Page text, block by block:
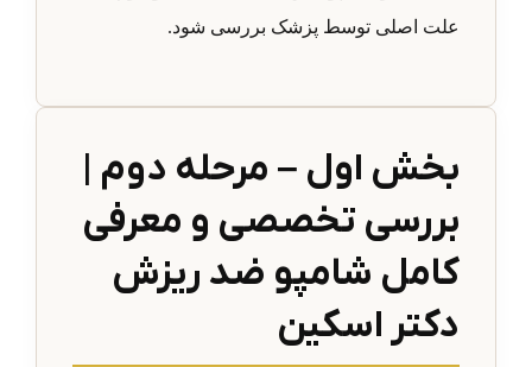
علت اصلی توسط پزشک بررسی شود.
بخش اول – مرحله دوم |
بررسی تخصصی و معرفی
کامل شامپو ضد ریزش
دکتر اسکین